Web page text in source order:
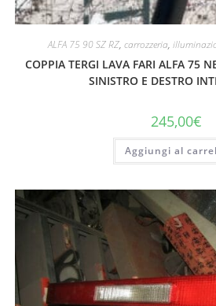
ALFA 75 90 SZ RZ, carrozzeria,
COPPIA TERGI LAVA FARI ALFA 75
SINISTRO E DESTRO
245,00€
Aggiungi al